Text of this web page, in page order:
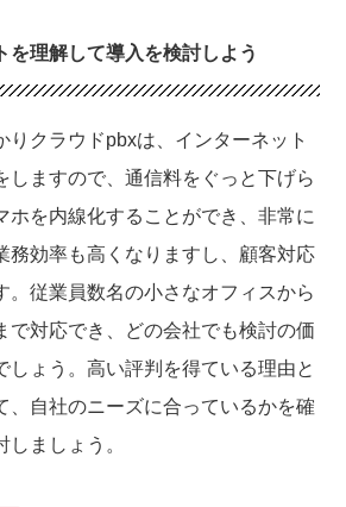
を理解して導入を検討しよう
りクラウドpbxは、インターネット
しますので、通信料をぐっと下げら
ホを内線化することができ、非常に
務効率も高くなりますし、顧客対応
。従業員数名の小さなオフィスから
で対応でき、どの会社でも検討の価
しょう。高い評判を得ている理由と
、自社のニーズに合っているかを確
ましょう。